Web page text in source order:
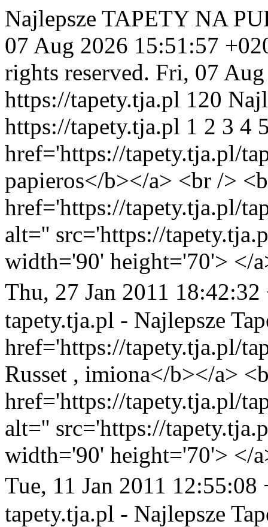
Najlepsze TAPETY NA
07 Aug 2026 15:51:57
rights reserved. Fri, 07
https://tapety.tja.pl 120
https://tapety.tja.pl 1 2 3 4
href='https://tapety.tja.pl/
papieros</b></a> <br />
href='https://tapety.tja.pl/
alt='' src='https://
width='90' height='70'> </
Thu, 27 Jan 2011 18:42:32
tapety.tja.pl - Najlepsze
href='https://tapety.tja.pl/
Russet , imiona</b></a>
href='https://tapety.tja.pl/
alt='' src='https://
width='90' height='70'> </
Tue, 11 Jan 2011 12:55:08
tapety.tja.pl - Najlepsze